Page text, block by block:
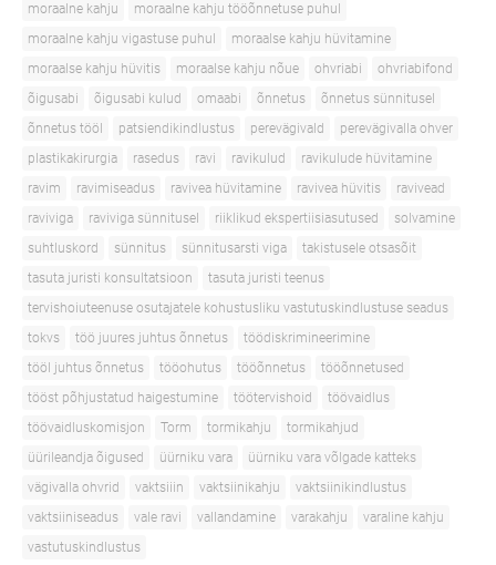
moraalne kahju
moraalne kahju tööõnnetuse puhul
moraalne kahju vigastuse puhul
moraalse kahju hüvitamine
moraalse kahju hüvitis
moraalse kahju nõue ohvriabi
ohvriabifond
õigusabi
õigusabi kulud omaabi õnnetus
õnnetus sünnitusel
õnnetus tööl
patsiendikindlustus perevägivald
perevägivalla ohver
plastikakirurgia
rasedus ravi ravikulud
ravikulude hüvitamine
ravim
ravimiseadus ravivea hüvitamine ravivea hüvitis
ravivead
raviviga
raviviga sünnitusel riiklikud ekspertiisiasutused
solvamine
suhtluskord
sünnitus sünnitusarsti viga
takistusele otsasõit
tasuta juristi konsultatsioon
tasuta juristi teenus
tervishoiuteenuse osutajatele kohustusliku vastutuskindlustuse seadus
tokvs
töö juures juhtus õnnetus
töödiskrimineerimine
tööl juhtus õnnetus
tööohutus tööõnnetus
tööõnnetused
tööst põhjustatud haigestumine
töötervishoid
töövaidlus
töövaidluskomisjon
Torm tormikahju
tormikahjud
üürileandja õigused
üürniku vara
üürniku vara võlgade katteks
vägivalla ohvrid
vaktsiiin vaktsiinikahju
vaktsiinikindlustus
vaktsiiniseadus
vale ravi vallandamine varakahju
varaline kahju
vastutuskindlustus